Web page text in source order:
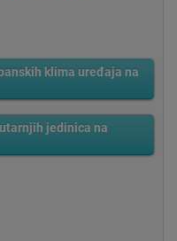
klima uređaja na
jedinica na